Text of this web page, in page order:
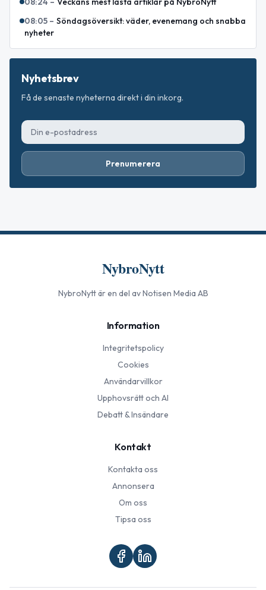
08:05 – Söndagsöversikt: väder, evenemang och snabba
nyheter
Nyhetsbrev
Få de senaste nyheterna direkt i din inkorg.
Prenumerera
NybroNytt
NybroNyttär en del av Notisen Media AB
Information
Integritetspolicy
Cookies
Användarvillkor
Upphovsrätt och AI
Debatt & Insändare
Kontakt
Kontakta oss
Annonsera
Om oss
Tipsa oss